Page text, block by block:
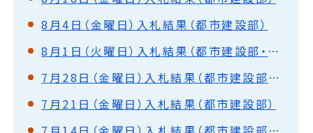
8月4日（金曜日）入札結果（都市建設部）
8月1日（火曜日）入札結果（都市建設部・水道部）
7月28日（金曜日）入札結果（都市建設部・水道部）
7月21日（金曜日）入札結果（都市建設部）